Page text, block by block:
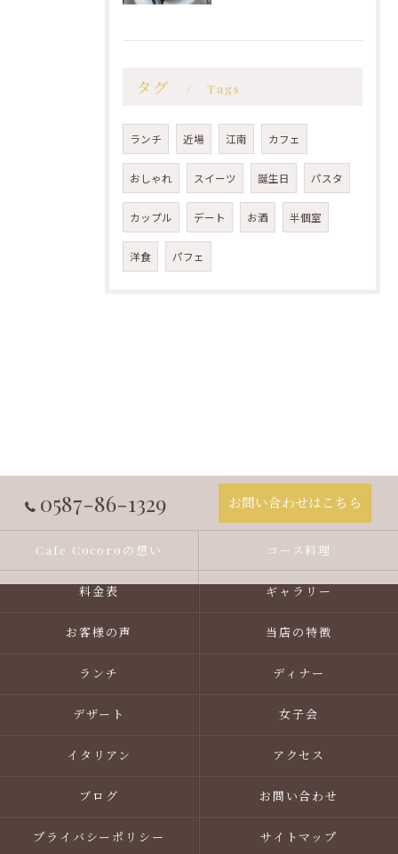
タグ Tags
ランチ 近場 江南 カフェ
おしゃれ スイーツ 誕生日 パスタ
カップル デート お酒 半個室
洋食 パフェ
0587-86-1329 お問い合わせはこちら
Cafe Cocoroの想い コース料理
料金表 ギャラリー
お客様の声 当店の特徴
ランチ ディナー
デザート 女子会
イタリアン アクセス
ブログ お問い合わせ
プライバシーポリシー サイトマップ